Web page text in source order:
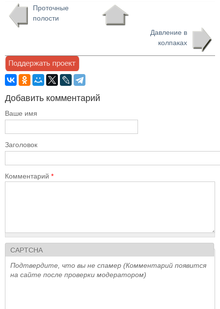
Проточные
полости
Давление в
колпаках
Добавить комментарий
Ваше имя
Заголовок
Комментарий *
CAPTCHA
Подтвердите, что вы не спамер (Комментарий появится
на сайте после проверки модератором)